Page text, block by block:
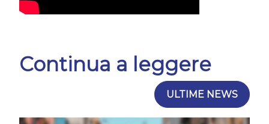
Continua a leggere
ULTIME NEWS